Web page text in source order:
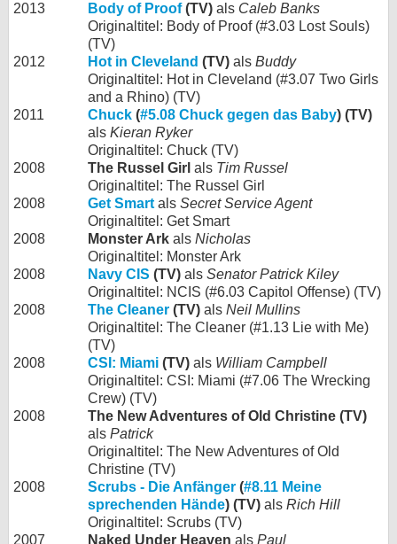
2013
Body of Proof(TV) als Caleb Banks
Originaltitel: Body of Proof (#3.03 Lost Souls)
(TV)
2012
Hot in Cleveland (TV) als Buddy
Originaltitel: Hot in Cleveland (#3.07 Two Girls
and a Rhino) (TV)
2011
Chuck (#5.08 Chuck gegen das Baby) (TV)
als Kieran Ryker
Originaltitel: Chuck (TV)
2008
The Russel Girl als Tim Russel
Originaltitel: The Russel Girl
2008
Get Smart als Secret Service Agent
Originaltitel: Get Smart
2008
Monster Ark als Nicholas
Originaltitel: Monster Ark
2008
Navy CIS (TV) als Senator Patrick Kiley
Originaltitel: NCIS (#6.03 Capitol Offense) (TV)
2008
The Cleaner (TV) als Neil Mullins
Originaltitel: The Cleaner (#1.13 Lie with Me)
(TV)
2008
CSI: Miami (TV) als William Campbell
Originaltitel: CSI: Miami (#7.06 The Wrecking
Crew) (TV)
2008
The New Adventures of Old Christine (TV)
als Patrick
Originaltitel: The New Adventures of Old
Christine (TV)
2008
Scrubs - Die Anfänger (#8.11 Meine
sprechenden Hände) (TV) als Rich Hill
Originaltitel: Scrubs (TV)
2007
Naked Under Heaven als Paul